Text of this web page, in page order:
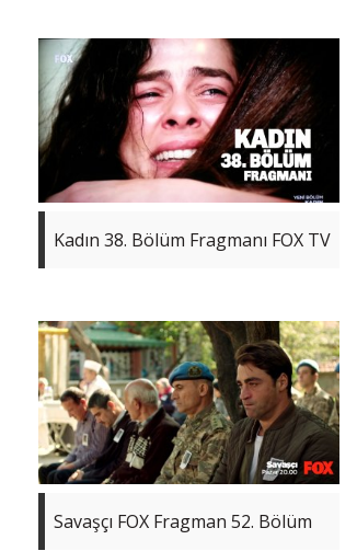
Kadın 38. Bölüm Fragmanı FOX TV
Savaşçı FOX Fragman 52. Bölüm